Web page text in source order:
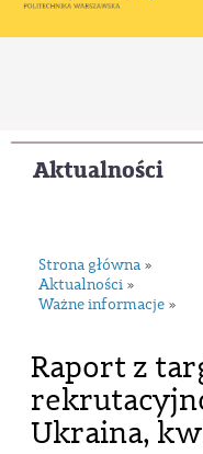
Aktualności
Strona główna »
Aktualności »
Ważne informacje »
Raport z
Ukraina,